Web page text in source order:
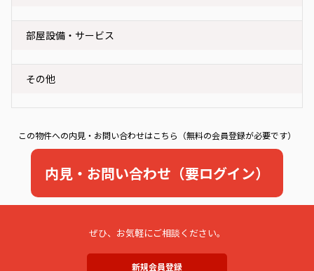
部屋設備・サービス
その他
この物件への内見・お問い合わせはこちら（無料の会員登録が必要です）
内見・お問い合わせ（要ログイン）
ぜひ、お気軽にご相談ください。
新規会員登録